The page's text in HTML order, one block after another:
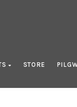
STORE